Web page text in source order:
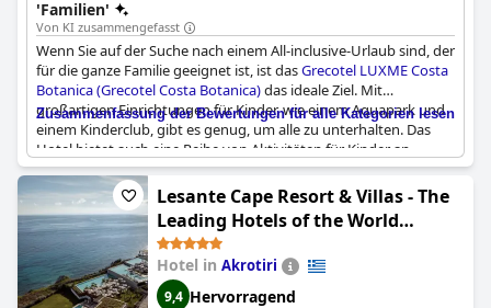
'Familien'
Von KI zusammengefasst
Wenn Sie auf der Suche nach einem All-inclusive-Urlaub sind, der
für die ganze Familie geeignet ist, ist dasGrecotel LUXME Costa
Botanica (Grecotel Costa Botanica)das ideale Ziel. Mit
großartigen Einrichtungen für Kinder, wie einem Aquapark und
einem Kinderclub, gibt es genug, um alle zu unterhalten. Das
Hotel bietet auch eine Reihe von Aktivitäten für Kinder an,
darunter Spiele, Gesichtsmalerei und Kartenspiele. Die
Hausmeister des Hotels werden von den Gästen sehr gelobt,
und die Möglichkeit, jederzeit Eis, Sandwiches und Obst zu
bekommen, ist ein großes Plus. Als einziger Nachteil wurde
erwähnt, dass die Stühle für die Kinder kaputt sind, aber
insgesamt ist das Grecotel LUXME Costa Botanica (Grecotel
Costa Botanica)ein toller Ort für Familien.
Zusammenfassung der Bewertungen für alle Kategorien lesen
Lesante Cape Resort & Villas - The
Leading Hotels of the World
(Lesante Cape - The Leading Hotels
of the World)
Hotel in Akrotiri
9,4 Hervorragend